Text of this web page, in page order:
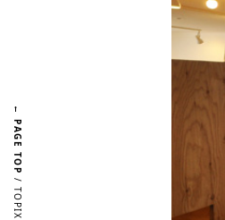
← PAGE TOP
/ TOPIX